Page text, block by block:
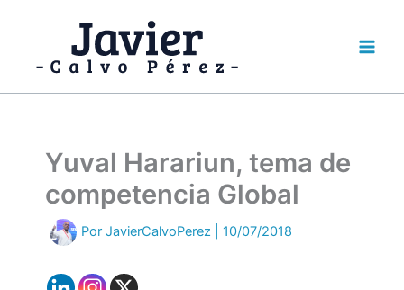
Yuval Harariun, tema de
competencia Global
Por JavierCalvoPerez 10/07/2018